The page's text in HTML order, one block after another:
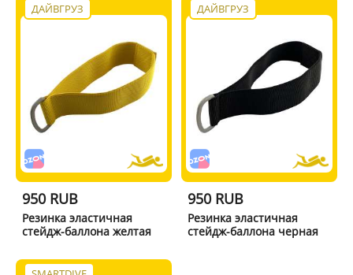
ДАЙВГРУЗ
950 RUB
Резинка эластичная
стейдж-баллона желтая
ДАЙВГРУЗ
950 RUB
Резинка эластичная
стейдж-баллона черная